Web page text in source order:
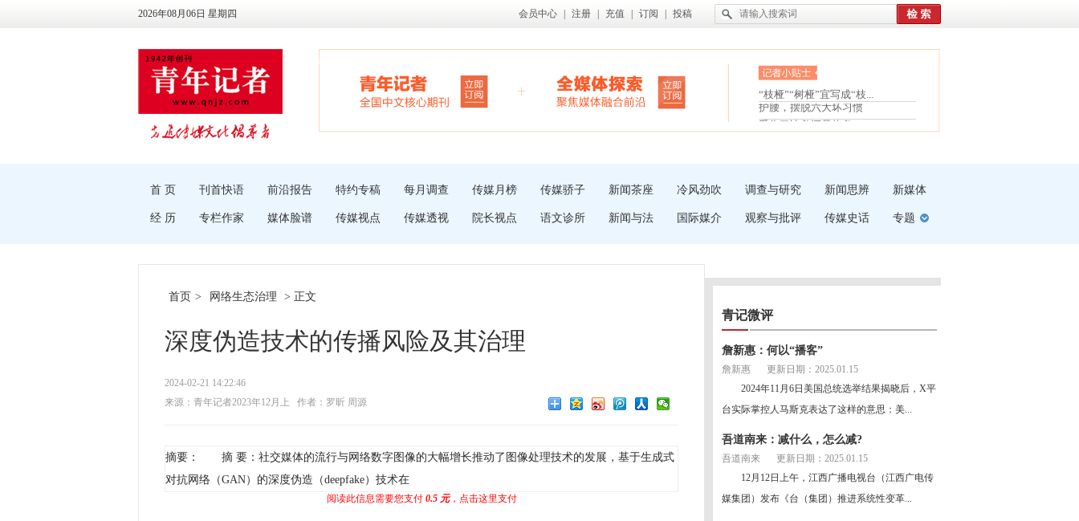
2026年08月06日 星期四 会员中心 注册 充值 订阅 投稿
眼白变红或是结膜下出血
“枝桠”“树桠”宜写成“枝...
夏天缓解疲劳有三招
护腰，摆脱六大坏习惯
受伤了冰敷还是热敷
白内障治疗的误区
首 页 刊首快语 前沿报告 特约专稿 每月调查 传媒月榜 传媒骄子 新闻茶座 冷风劲吹 调查与研究 新闻思辨 新媒体
经 历 专栏作家 媒体脸谱 传媒视点 传媒透视 院长视点 语文诊所 新闻与法 国际媒介 观察与批评 传媒史话 专题
首页 > 网络生态治理 > 正文
深度伪造技术的传播风险及其治理
2024-02-21 14:22:46
来源：青年记者2023年12月上
作者：罗昕 周源
摘要： 摘 要：社交媒体的流行与网络数字图像的大幅增长推动了图像处理技术的发展，基于生成式
对抗网络（GAN）的深度伪造（deepfake）技术在
阅读此信息需要您支付 0.5 元，点击这里支付
青记微评
詹新惠：何以“播客”
詹新惠
更新日期：2025.01.15
2024年11月6日美国总统选举结果揭晓后，X平
台实际掌控人马斯克表达了这样的意思：美...
吾道南来：减什么，怎么减?
吾道南来
更新日期：2025.01.15
12月12日上午，江西广播电视台（江西广电传
媒集团）发布《台（集团）推进系统性变革...